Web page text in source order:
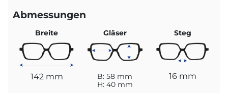
Abmessungen
Breite
142 mm
Gläser
B: 58 mm
H: 40 mm
Steg
16 mm